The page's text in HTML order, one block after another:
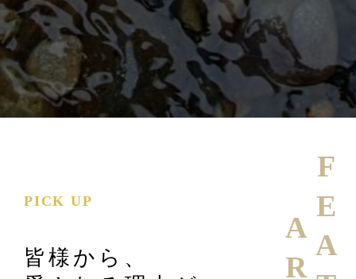
PICK UP
皆様から、